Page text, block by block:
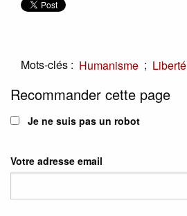
Mots-clés : Humanisme ; Liberté
Recommander cette page
Je ne suis pas un robot
Votre adresse email